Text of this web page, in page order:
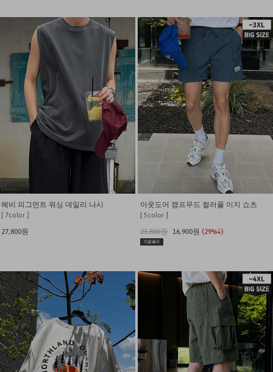
헤비 피그먼트 워싱 데일리 나시
[ 7color ]
27,800원
아웃도어 캠프무드 컬러풀 이지 쇼츠
[ 5color ]
23,800원 16,900원 (29%↓)